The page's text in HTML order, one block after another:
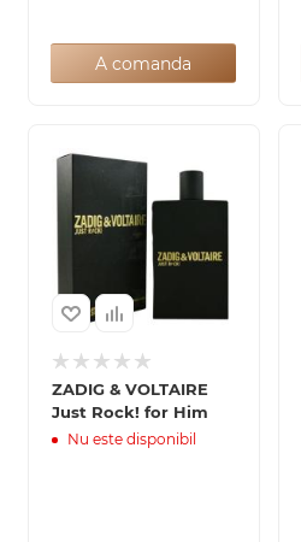
A comanda
ZADIG & VOLTAIRE
Just Rock! for Him
Nu este disponibil